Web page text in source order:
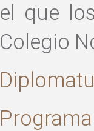
el que
Colegio